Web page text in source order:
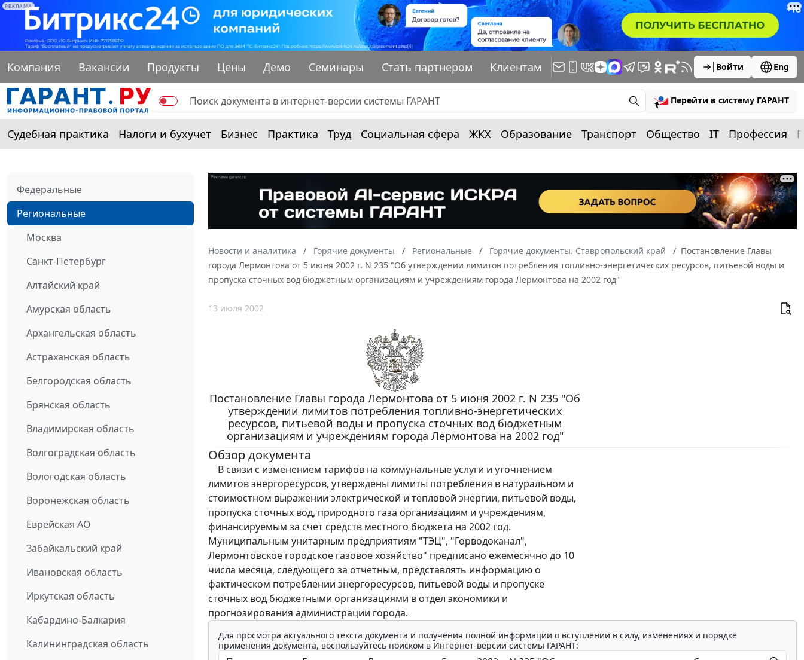
РЕКЛАМА
Компания Вакансии Продукты Цены Демо Семинары Стать партнером Клиентам Войти Eng
Перейти в систему ГАРАНТ
Судебная практика Налоги и бухучет Бизнес Практика Труд Социальная сфера ЖКХ Образование Транспорт Общество IT Профессия
Федеральные
Региональные
Москва
Санкт-Петербург
Алтайский край
Амурская область
Архангельская область
Астраханская область
Белгородская область
Брянская область
Владимирская область
Волгоградская область
Вологодская область
Воронежская область
Еврейская АО
Забайкальский край
Ивановская область
Иркутская область
Кабардино-Балкария
Калининградская область
Новости и аналитика Горячие документы Региональные Горячие документы. Ставропольский край
Постановление Главы
города Лермонтова от 5 июня 2002 г. N 235 "Об утверждении лимитов потребления топливно-энергетических ресурсов, питьевой воды и
пропуска сточных вод бюджетным организациям и учреждениям города Лермонтова на 2002 год"
13 июля 2002
Постановление Главы города Лермонтова от 5 июня 2002 г. N 235 "Об
утверждении лимитов потребления топливно-энергетических
ресурсов, питьевой воды и пропуска сточных вод бюджетным
организациям и учреждениям города Лермонтова на 2002 год"
Обзор документа
В связи с изменением тарифов на коммунальные услуги и уточнением
лимитов энергоресурсов, утверждены лимиты потребления в натуральном и
стоимостном выражении электрической и тепловой энергии, питьевой воды,
пропуска сточных вод, природного газа организациям и учреждениям,
финансируемым за счет средств местного бюджета на 2002 год.
Муниципальным унитарным предприятиям "ТЭЦ", "Горводоканал",
Лермонтовское городское газовое хозяйство" предписано ежемесячно до 10
числа месяца, следующего за отчетным, представлять информацию о
фактическом потреблении энергоресурсов, питьевой воды и пропуске
сточных вод бюджетными организациями в отдел экономики и
прогнозирования администрации города.
Для просмотра актуального текста документа и получения полной информации о вступлении в силу, изменениях и порядке
применения документа, воспользуйтесь поиском в Интернет-версии системы ГАРАНТ: